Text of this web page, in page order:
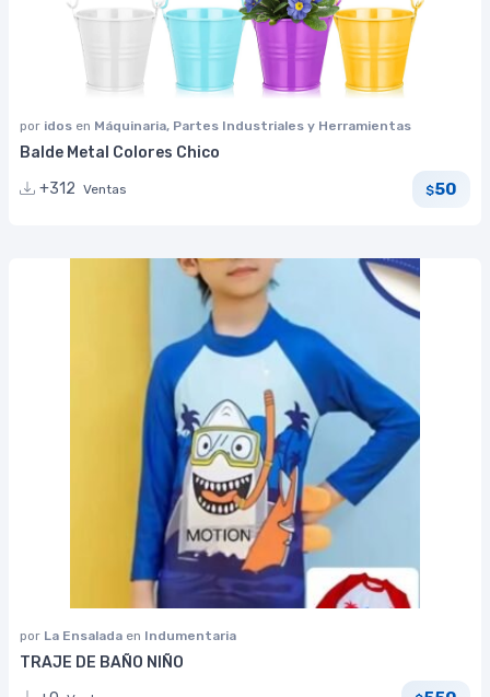
por idos en Máquinaria, Partes Industriales y Herramientas
Balde Metal Colores Chico
+312 Ventas $50
por La Ensalada en Indumentaria
TRAJE DE BAÑO NIÑO